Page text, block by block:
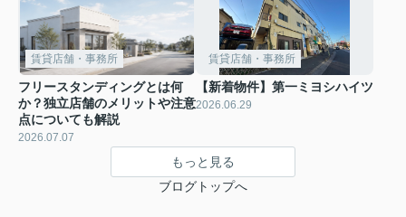
賃貸店舗・事務所
フリースタンディングとは何
か？独立店舗のメリットや注意
点についても解説
2026.07.07
賃貸店舗・事務所
【新着物件】第一ミヨシハイツ
2026.06.29
もっと見る
ブログトップへ